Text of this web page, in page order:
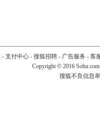
- 支付中心- 搜狐招聘- 广告服务 - 客
Copyright © 2016
搜狐不良信息